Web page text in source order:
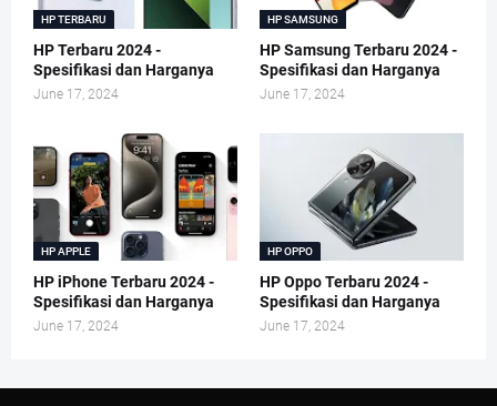
HP TERBARU
HP Terbaru 2024 -
Spesifikasi dan Harganya
June 17, 2024
HP SAMSUNG
HP Samsung Terbaru 2024 -
Spesifikasi dan Harganya
June 17, 2024
HP APPLE
HP iPhone Terbaru 2024 -
Spesifikasi dan Harganya
June 17, 2024
HP OPPO
HP Oppo Terbaru 2024 -
Spesifikasi dan Harganya
June 17, 2024